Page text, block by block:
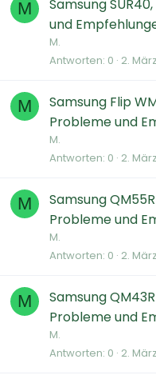
M
Samsung
und
M.
Antworten 0 2.
M
Samsung Flip
Probleme und
M.
Antworten 0 2.
M
Samsung
Probleme und
M.
Antworten 0 2.
M
Samsung
Probleme und
M.
Antworten 0 2.